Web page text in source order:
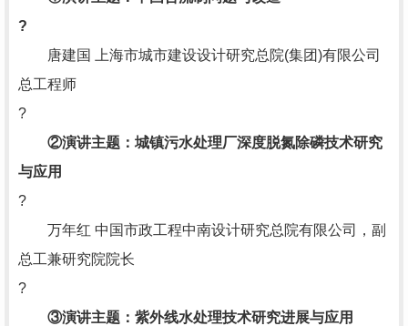
?
唐建国 上海市城市建设设计研究总院(集团)有限公司
总工程师
?
②演讲主题：城镇污水处理厂深度脱氮除磷技术研究
与应用
?
万年红 中国市政工程中南设计研究总院有限公司，副
总工兼研究院院长
?
③演讲主题：紫外线水处理技术研究进展与应用